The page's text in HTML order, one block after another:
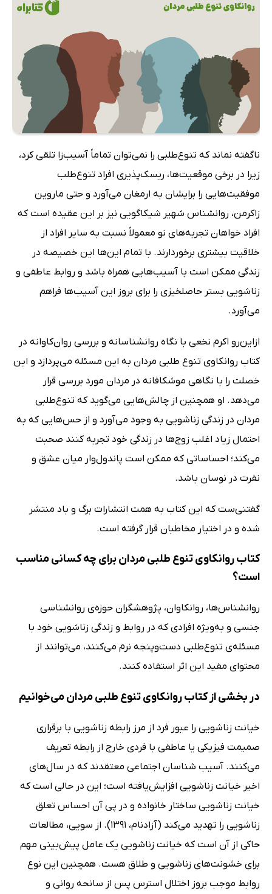
ناگفته نماند که تنوع‌طلبی را نمی‌توان تماماً آسیب‌زا تلقی کرد،
زیرا در برخی موقعیت‌ها، ریسک‌پذیری افراد تنوع‌طلب
موفقیت‌هایی را برایشان به ارمغان می‌آورد و حتی ماروین
زاکرمن، روانشناس شهیر شیکاگویی نیز بر این عقیده است که
افراد خواهان تجربه‌های نو معمولاً نسبت به سایر افراد از
خلاقیت بیشتری برخوردارند. با تمام این‌ها این خصیصه در
زندگی ممکن است با آسیب‌هایی همراه باشد و روابط عاطفی و
زناشویی بستر حاصلخیزی را برای بروز این آسیب‌ها فراهم
می‌آورد.
ازاین‌رو اکرم نخعی با نگاه روانشناسانه و بررسی روان‌کاوانه در
کتاب روانکاوی تنوع طلبی مردان به این مسئله می‌پردازد و این
خصلت را با نگاهی موشکافانه در مردان مورد بررسی قرار
می‌دهد. او همچنین از چالش‌هایی می‌گوید که تنوع‌طلبی
مردان در زندگی زناشویی به ‌وجود می‌آورد و از حس‌هایی که به
احتمال زیاد اغلب زوج‌ها در زندگی خود تجربه کنند صحبت
می‌کند؛ احساساتی که ممکن است پاندول‌وار میان عشق و
نفرت در نوسان باشد.
گفتنی‌ست که این کتاب به همت انتشارات برگ و باد منتشر
شده و در اختیار مخاطبان قرار گرفته است.
کتاب روانکاوی تنوع طلبی مردان برای چه کسانی مناسب
است؟
روانشناس‌ها، روانکاوان، پژوهشگران حوزه‌ی روانشناسی
جنسی و به‌ویژه افرادی که در روابط و زندگی زناشویی خود با
مسئله‌ی تنوع‌طلبی دست‌وپنجه نرم می‌کنند، می‌توانند از
محتوای مفید این اثر استفاده کنند.
در بخشی از کتاب روانکاوی تنوع طلبی مردان می‌خوانیم
خیانت زناشویی را عبور فرد از مرز رابطه زناشویی با برقراری
صمیمت فیزیکی یا عاطفی با فردی خارج از رابطه تعریف
می‌کنند. آسیب شناسان اجتماعی معتقدند که در سال‌های
اخیر خیانت زناشویی افزایش‌یافته است؛ این در حالی است که
خیانت زناشویی ساختار خانواده و در پی آن احساس تعلق
زناشویی را تهدید می‌کند (آزادنام، 1391). از سویی، مطالعات
حاکی از آن است که خیانت زناشویی یک عامل پیش‌بینی مهم
برای خشونت‌های زناشویی و طلاق هست. همچنین این نوع
روابط موجب بروز اختلال استرس پس از سانحه روانی و